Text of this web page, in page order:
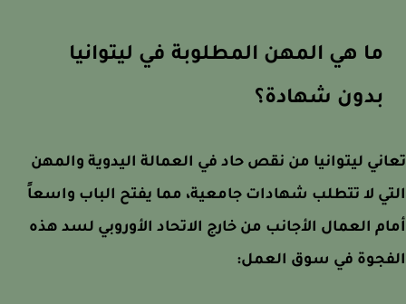
ما هي المهن المطلوبة في ليتوانيا
بدون شهادة؟
ليتوانيا من نقص حاد في العمالة اليدوية والمهن
لا تتطلب شهادات جامعية، مما يفتح الباب واسعاً
العمال الأجانب من خارج الاتحاد الأوروبي لسد هذه
في سوق العمل: